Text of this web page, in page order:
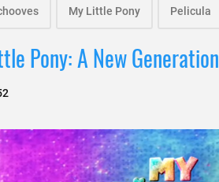
My Little Pony Pelicula
Pony: A New Generation